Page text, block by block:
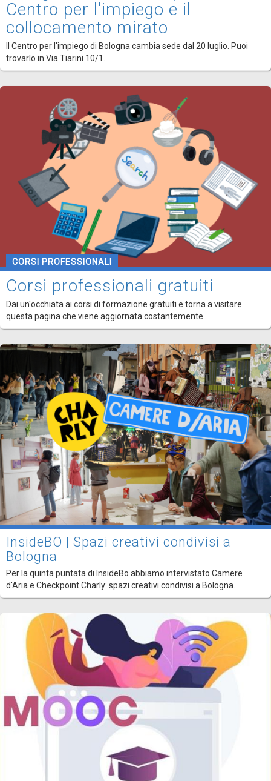
Centro per l'impiego e il
collocamento mirato
Il Centro per l'impiego di Bologna cambia sede dal 20 luglio. Puoi
trovarlo in Via Tiarini 10/1.
CORSI PROFESSIONALI
Corsi professionali gratuiti
Dai un'occhiata ai corsi di formazione gratuiti e torna a visitare
questa pagina che viene aggiornata costantemente
InsideBO | Spazi creativi condivisi a
Bologna
Per la quinta puntata di InsideBo abbiamo intervistato Camere
d'Aria e Checkpoint Charly: spazi creativi condivisi a Bologna.